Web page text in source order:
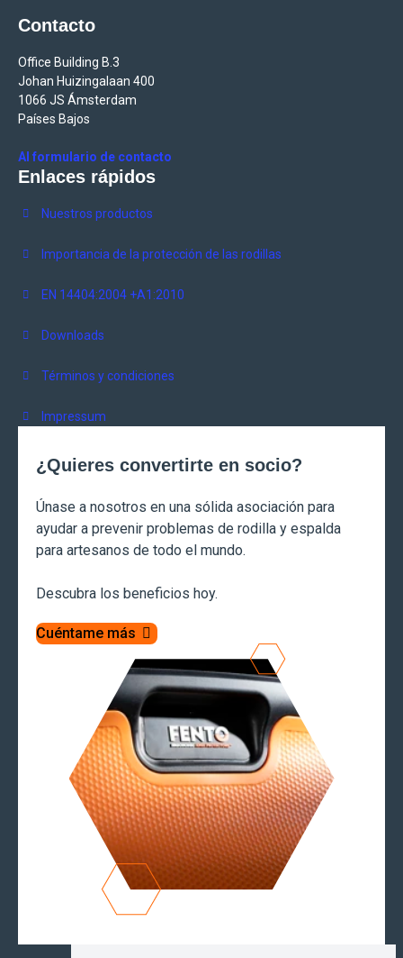
Contacto
Office Building B.3
Johan Huizingalaan 400
1066 JS Ámsterdam
Países Bajos
Al formulario de contacto
Enlaces rápidos
Nuestros productos
Importancia de la protección de las rodillas
EN 14404:2004 +A1:2010
Downloads
Términos y condiciones
Impressum
¿Quieres convertirte en socio?
Únase a nosotros en una sólida asociación para
ayudar a prevenir problemas de rodilla y espalda
para artesanos de todo el mundo.
Descubra los beneficios hoy.
Cuéntame más